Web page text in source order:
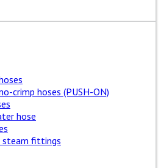
crimp hoses (PUSH-ON)
hose
steam fittings